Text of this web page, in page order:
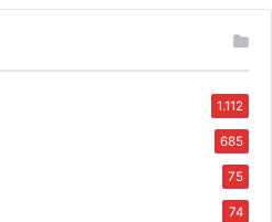
1.112
685
75
74